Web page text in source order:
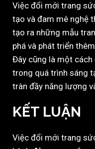
Việc đổi mới trang
tạo và đam mê nghệ
tạo ra những mẫu
phá và phát triển
Đây cũng là một cách
trong quá trình sáng
tràn đầy năng lượng
KẾT LUẬN
Việc đổi mới trang